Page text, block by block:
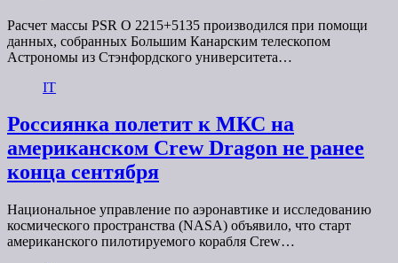
Расчет массы PSR О 2215+5135 производился при помощи
данных, собранных Большим Канарским телескопом
Астрономы из Стэнфордского университета…
IT
Россиянка полетит к МКС на
американском Crew Dragon не ранее
конца сентября
Национальное управление по аэронавтике и исследованию
космического пространства (NASA) объявило, что старт
американского пилотируемого корабля Crew…